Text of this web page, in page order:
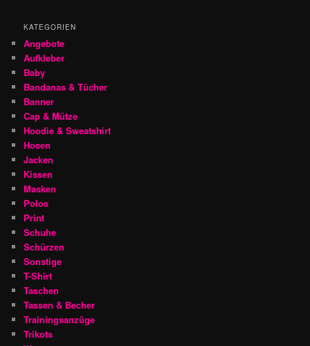
KATEGORIEN
Angebote
Aufkleber
Baby
Bandanas & Tücher
Banner
Cap & Mütze
Hoodie & Sweatshirt
Hosen
Jacken
Kissen
Masken
Polos
Print
Schuhe
Schürzen
Sonstige
T-Shirt
Taschen
Tassen & Becher
Trainingsanzüge
Trikots